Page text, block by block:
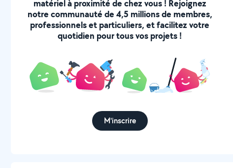
matériel à proximité de chez vous ! Rejoignez
notre communauté de 4,5 millions de membres,
professionnels et particuliers, et facilitez votre
quotidien pour tous vos projets !
M'inscrire